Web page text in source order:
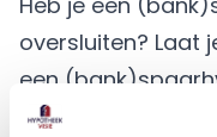
oversluiten? Laat
een
hypotheekrente